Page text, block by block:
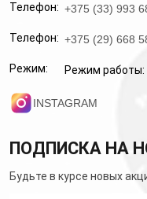
Телефон: +375 (33) 993
Телефон: +375 (29) 668
Режим: Режим работы:
INSTAGRAM
ПОДПИСКА НА
Будьте в курсе новых